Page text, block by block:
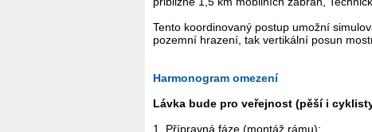
Tento koordinovaný postup umožní
pozemní hrazení, tak vertikální posun
Harmonogram omezení
Lávka bude pro veřejnost (pěší i
1. Přípravná fáze (montáž rámu):